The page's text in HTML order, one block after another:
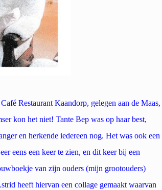
Restaurant Kaandorp, gelegen aan de Maas,
kon het niet! Tante Bep was op haar best,
en herkende iedereen nog. Het was ook een
eens een keer te zien, en dit keer bij een
van zijn ouders (mijn grootouders)
heeft hiervan een collage gemaakt waarvan